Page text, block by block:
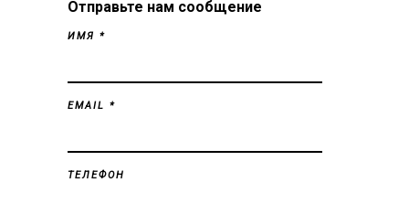
Отправьте нам сообщение
ИМЯ *
EMAIL *
ТЕЛЕФОН